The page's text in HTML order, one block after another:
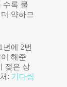
수록 물
약하므
년에 2번
해준
젖은 상
: 기다림